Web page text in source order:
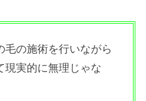
毛の施術を行いながら
現実的に無理じゃな